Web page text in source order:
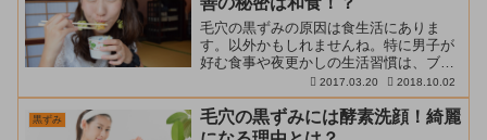
毛穴の黒ずみの原因は食生活にありま
す。以外かもしれませんね。特に男子が
好む食事や夜更かしの生活習慣は、ブツ
ブツの黒ずみを生み出す元凶。で、乙女
なら対策として洗顔フォームや基礎化粧
品ばかり目が行くわけですが、原因をな
んとかせねばせっかくキレイ...
2017.03.20 2018.10.02
黒ずみ
毛穴の黒ずみには酵素洗顔！綺麗